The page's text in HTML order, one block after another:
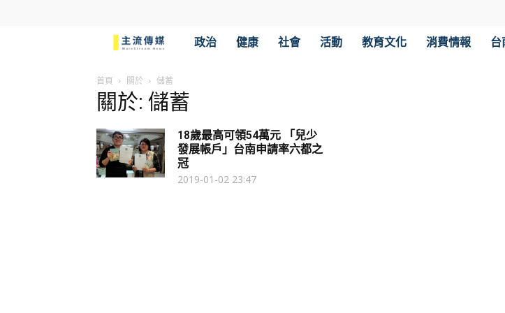
傳
媒
政治 健康 社會 活動 教育文化 消費情報 台
首頁 關於 儲蓄
關於: 儲蓄
18歲最高可領54萬元 「兒少
發展帳戶」台南申請率六都之
冠
2019-01-02 23:47